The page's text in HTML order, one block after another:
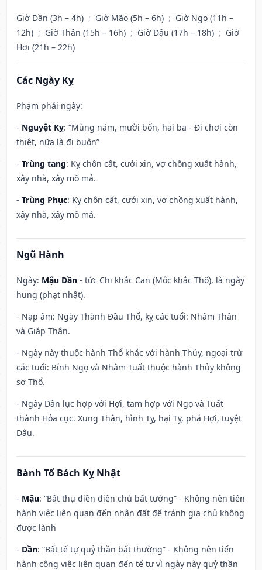
Giờ Dần (3h – 4h) ; Giờ Mão (5h – 6h) ; Giờ Ngọ (11h –
12h) ; Giờ Thân (15h – 16h) ; Giờ Dậu (17h – 18h) ; Giờ
Hợi (21h – 22h)
Các Ngày Kỵ
Phạm phải ngày:
- Nguyệt Kỵ: “Mùng năm, mười bốn, hai ba - Đi chơi còn
thiệt, nữa là đi buôn”
- Trùng tang: Kỵ chôn cất, cưới xin, vợ chồng xuất hành,
xây nhà, xây mồ mả.
- Trùng Phục: Kỵ chôn cất, cưới xin, vợ chồng xuất hành,
xây nhà, xây mồ mả.
Ngũ Hành
Ngày: Mậu Dần - tức Chi khắc Can (Mộc khắc Thổ), là ngày
hung (phạt nhật).
- Nạp âm: Ngày Thành Đầu Thổ, kỵ các tuổi: Nhâm Thân
và Giáp Thân.
- Ngày này thuộc hành Thổ khắc với hành Thủy, ngoại trừ
các tuổi: Bính Ngọ và Nhâm Tuất thuộc hành Thủy không
sợ Thổ.
- Ngày Dần lục hợp với Hợi, tam hợp với Ngọ và Tuất
thành Hỏa cục. Xung Thân, hình Tỵ, hại Tỵ, phá Hợi, tuyệt
Dậu.
Bành Tổ Bách Kỵ Nhật
- Mậu: “Bất thụ điền điền chủ bất tường” - Không nên tiến
hành việc liên quan đến nhận đất để tránh gia chủ không
được lành
- Dần: “Bất tế tự quỷ thần bất thường” - Không nên tiến
hành công việc liên quan đến tế tự vì ngày này quỷ thần